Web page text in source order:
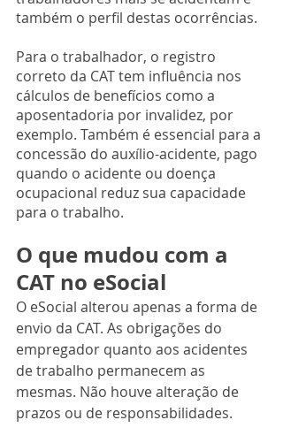
também o perfil destas ocorrências.
Para o trabalhador, o registro
correto da CAT tem influência nos
cálculos de benefícios como a
aposentadoria por invalidez, por
exemplo. Também é essencial para a
concessão do auxílio-acidente, pago
quando o acidente ou doença
ocupacional reduz sua capacidade
para o trabalho.
O que mudou com a
CAT no eSocial
O eSocial alterou apenas a forma de
envio da CAT. As obrigações do
empregador quanto aos acidentes
de trabalho permanecem as
mesmas. Não houve alteração de
prazos ou de responsabilidades.